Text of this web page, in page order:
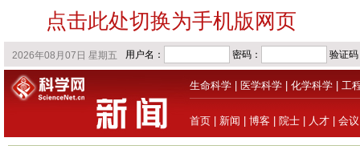
点击此处切换为手机版网页
生命科学 医学科学 化学科学 工
首页 新闻 博客 院士 人才 会议